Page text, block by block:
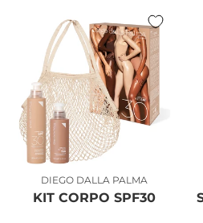
listino
Produttore:
DIEGO DALLA PALMA
KIT CORPO SPF30